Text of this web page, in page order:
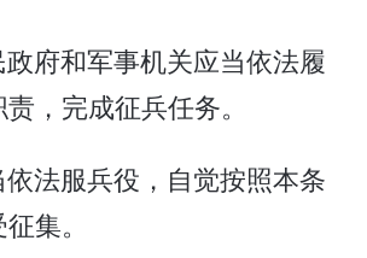
府和军事机关应当依法履
，完成征兵任务。
法服兵役，自觉按照本条
集。